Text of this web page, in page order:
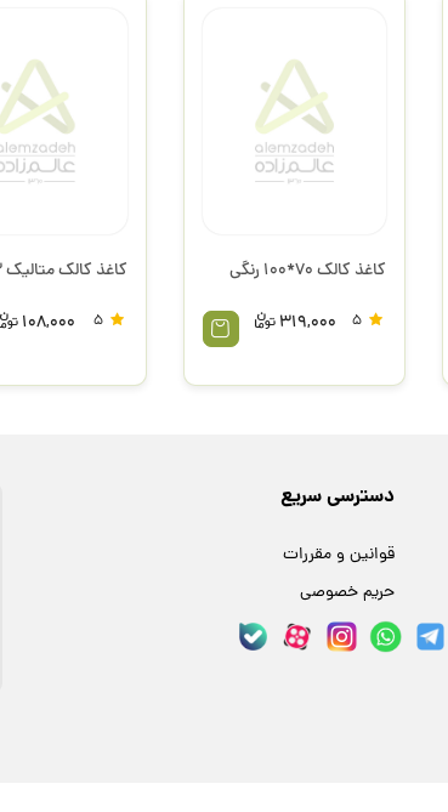
کاغذ کالک 70*100 رنگی
319,000
کاغذ کالک متالیک A3
5
108,000
دسترسی سریع
قوانین و مقررات
حریم خصوصی